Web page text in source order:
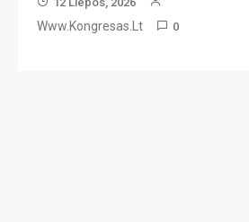
Www.kongresas.lt 0